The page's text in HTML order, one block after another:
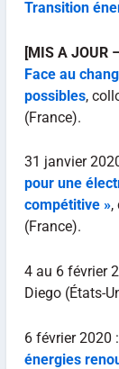
Transition
[MIS A JOUR
Face au
possibles,
(France).
31 janvier
pour une
compétitive »,
(France).
4 au 6 février
Diego (États-
6 février 2020 :
énergies